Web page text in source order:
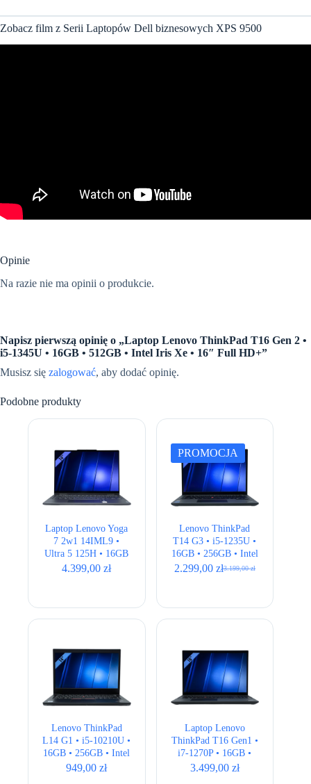
Zobacz film z Serii Laptopów Dell biznesowych XPS 9500
Opinie
Na razie nie ma opinii o produkcie.
Napisz pierwszą opinię o „Laptop Lenovo ThinkPad T16 Gen 2 •
i5-1345U • 16GB • 512GB • Intel Iris Xe • 16″ Full HD+”
Musisz się zalogować, aby dodać opinię.
Podobne produkty
Laptop Lenovo Yoga
7 2w1 14IML9 •
Ultra 5 125H • 16GB
• 512GB • Intel Arc
4.399,00zł
PROMOCJA
Lenovo ThinkPad
T14 G3 • i5-1235U •
16GB • 256GB • Intel
UHD Graphics • 14″
3.199,00zł
Pierwotna
3.199,00 zł.
2.299,00 zł
Aktualna
2.299,00 zł.
Lenovo ThinkPad
L14 G1 • i5-10210U •
16GB • 256GB • Intel
UHD • 14″ Full HD
949,00zł
Laptop Lenovo
ThinkPad T16 Gen1 •
i7-1270P • 16GB •
512GB • Intel Iris Xe
3.499,00 zł